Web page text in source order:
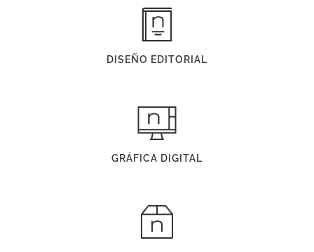
DISEÑO EDITORIAL
GRÁFICA DIGITAL